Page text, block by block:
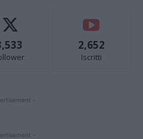
2,652
Iscritti
-
-